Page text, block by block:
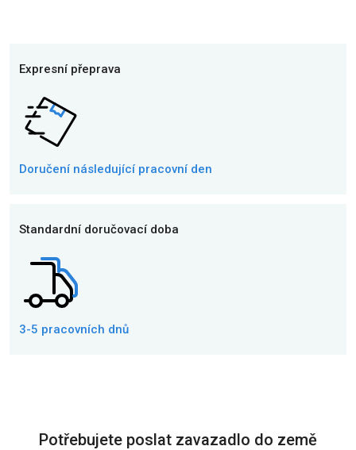
Expresní přeprava
Doručení následující pracovní den
Standardní doručovací doba
3-5 pracovních dnů
Potřebujete poslat zavazadlo do země